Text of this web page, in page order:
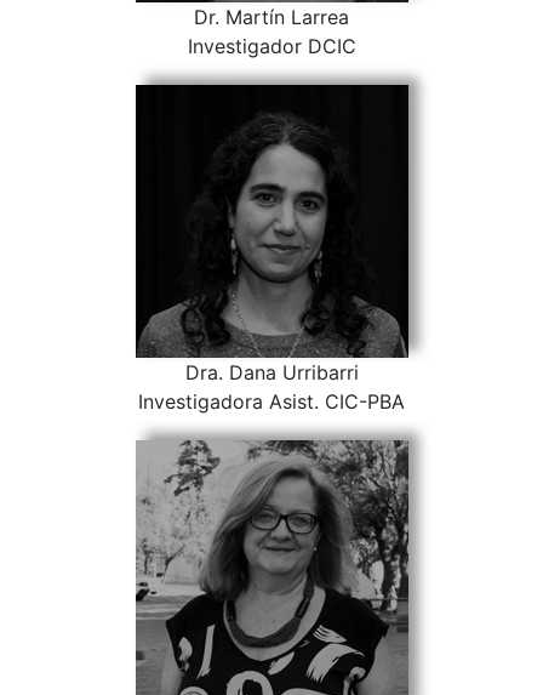
Dr. Martín Larrea
Investigador DCIC
Dra. Dana Urribarri
Investigadora Asist. CIC-PBA